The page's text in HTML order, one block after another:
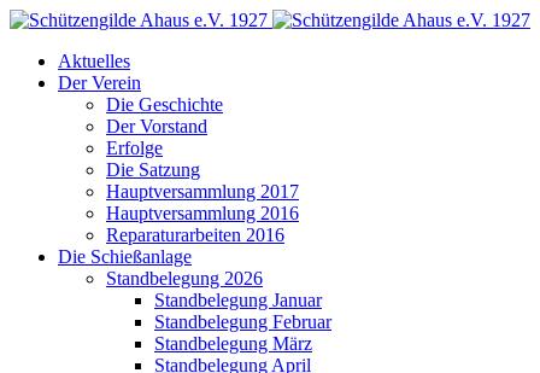
Aktuelles
Der Verein
Die Geschichte
Der Vorstand
Erfolge
Die Satzung
Hauptversammlung 2017
Hauptversammlung 2016
Reparaturarbeiten 2016
Die Schießanlage
Standbelegung 2026
Standbelegung Januar
Standbelegung Februar
Standbelegung März
Standbelegung April